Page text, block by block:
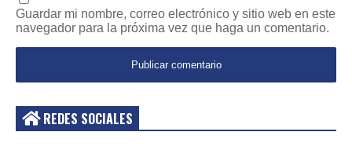
Guardar mi nombre, correo electrónico y sitio web en este
navegador para la próxima vez que haga un comentario.
REDES SOCIALES